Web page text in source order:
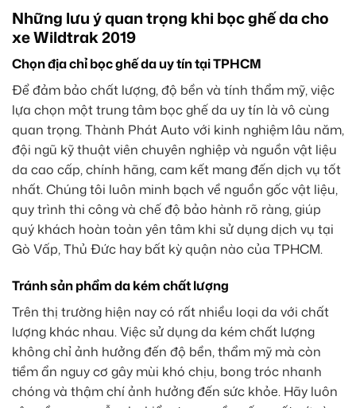
Những lưu ý quan trọng khi bọc ghế da cho
xe Wildtrak 2019
Chọn địa chỉ bọc ghế da uy tín tại TPHCM
Để đảm bảo chất lượng, độ bền và tính thẩm mỹ, việc
lựa chọn một trung tâm bọc ghế da uy tín là vô cùng
quan trọng. Thành Phát Auto với kinh nghiệm lâu năm,
đội ngũ kỹ thuật viên chuyên nghiệp và nguồn vật liệu
da cao cấp, chính hãng, cam kết mang đến dịch vụ tốt
nhất. Chúng tôi luôn minh bạch về nguồn gốc vật liệu,
quy trình thi công và chế độ bảo hành rõ ràng, giúp
quý khách hoàn toàn yên tâm khi sử dụng dịch vụ tại
Gò Vấp, Thủ Đức hay bất kỳ quận nào của TPHCM.
Tránh sản phẩm da kém chất lượng
Trên thị trường hiện nay có rất nhiều loại da với chất
lượng khác nhau. Việc sử dụng da kém chất lượng
không chỉ ảnh hưởng đến độ bền, thẩm mỹ mà còn
tiềm ẩn nguy cơ gây mùi khó chịu, bong tróc nhanh
chóng và thậm chí ảnh hưởng đến sức khỏe. Hãy luôn